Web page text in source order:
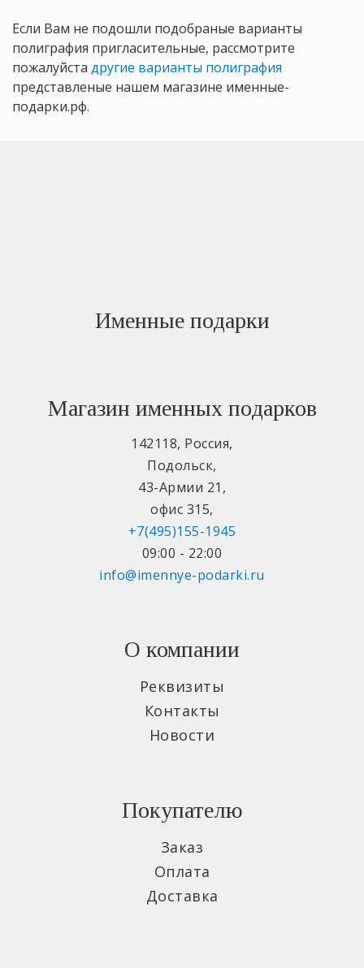
Если Вам не подошли подобраные варианты
полиграфия пригласительные, рассмотрите
пожалуйста другие варианты полиграфия
представленые нашем магазине именные-
подарки.рф.
Именные подарки
Магазин именных подарков
142118, Россия,
Подольск,
43-Армии 21 ,
офис 315,
+7(495)155-1945
09:00 - 22:00
info@imennye-podarki.ru
О компании
Реквизиты
Контакты
Новости
Покупателю
Заказ
Оплата
Доставка